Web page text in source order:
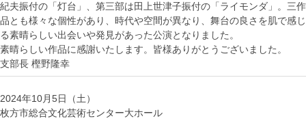
紀夫振付の「灯台」、第三部は田上世津子振付の「ライモンダ」。三作
品とも様々な個性があり、時代や空間が異なり、舞台の良さを肌で感じ
る素晴らしい出会いや発見があった公演となりました。
素晴らしい作品に感謝いたします。皆様ありがとうございました。
支部長 樫野隆幸
2024年10月5日（土）
枚方市総合文化芸術センター大ホール